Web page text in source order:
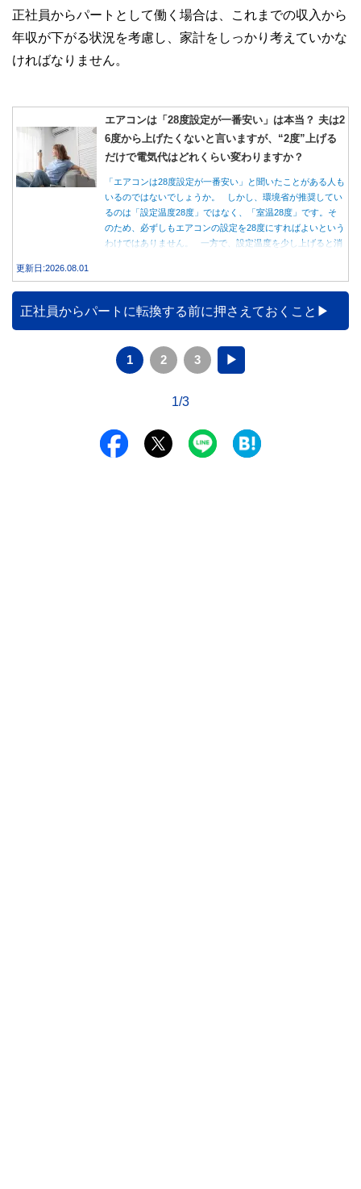
正社員からパートとして働く場合は、これまでの収入から
年収が下がる状況を考慮し、家計をしっかり考えていかな
ければなりません。
エアコンは「28度設定が一番安い」は本当？ 夫は2
6度から上げたくないと言いますが、“2度”上げる
だけで電気代はどれくらい変わりますか？
「エアコンは28度設定が一番安い」と聞いたことがある人も
いるのではないでしょうか。 しかし、環境省が推奨してい
るのは「設定温度28度」ではなく、「室温28度」です。そ
のため、必ずしもエアコンの設定を28度にすればよいという
わけではありません。 一方で、設定温度を少し上げると消
データをもとに、節約効果の目安と快適に過ごすためのポイ
ントを分かりやすく解説します。
更新日:2026.08.01
正社員からパートに転換する前に押さえておくこと
1 2 3 ▶
1/3